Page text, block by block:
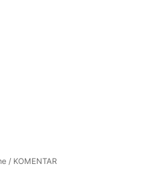
/ KOMENTAR